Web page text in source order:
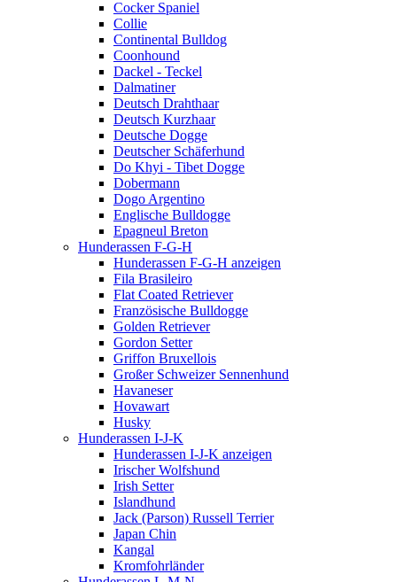
Cocker Spaniel
Collie
Continental Bulldog
Coonhound
Dackel - Teckel
Dalmatiner
Deutsch Drahthaar
Deutsch Kurzhaar
Deutsche Dogge
Deutscher Schäferhund
Do Khyi - Tibet Dogge
Dobermann
Dogo Argentino
Englische Bulldogge
Epagneul Breton
Hunderassen F-G-H
Hunderassen F-G-H anzeigen
Fila Brasileiro
Flat Coated Retriever
Französische Bulldogge
Golden Retriever
Gordon Setter
Griffon Bruxellois
Großer Schweizer Sennenhund
Havaneser
Hovawart
Husky
Hunderassen I-J-K
Hunderassen I-J-K anzeigen
Irischer Wolfshund
Irish Setter
Islandhund
Jack (Parson) Russell Terrier
Japan Chin
Kangal
Kromfohrländer